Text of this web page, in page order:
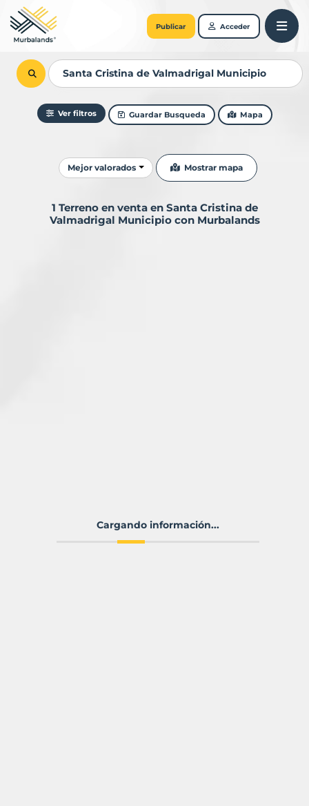
Publicar Acceder
Ver filtros Guardar Busqueda Mapa
Ordenar resultados
Mejor valorados Mostrar mapa
1 Terreno en venta en Santa Cristina de
Valmadrigal Municipio con Murbalands
Cargando información...